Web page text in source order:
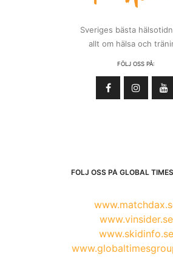
Sveriges bästa
allt om hälsa och
FÖLJ OSS PÅ:
FÖLJ OSS PÅ GLOBAL
www.vinsider.se
www.skidinfo.se